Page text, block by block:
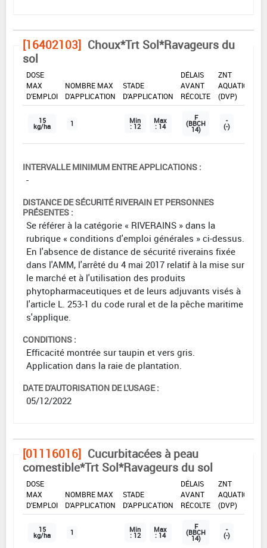
[16402103] Choux*Trt Sol*Ravageurs du
sol
DOSE
MAX
D'EMPLOI
NOMBRE MAX
D'APPLICATION
STADE
D'APPLICATION
DÉLAIS
AVANT
RÉCOLTE
ZNT
AQUATIQUE
(DVP)
15
kg/ha 1 Min
: 12
Max
: 14
F
(BBCH
14)
-
(-)
INTERVALLE MINIMUM ENTRE APPLICATIONS :
-
DISTANCE DE SÉCURITÉ RIVERAIN ET PERSONNES
PRÉSENTES :
Se référer à la catégorie « RIVERAINS » dans la
rubrique « conditions d'emploi générales » ci-dessus.
En l'absence de distance de sécurité riverains fixée
dans l'AMM, l'arrêté du 4 mai 2017 relatif à la mise sur
le marché et à l'utilisation des produits
phytopharmaceutiques et de leurs adjuvants visés à
l'article L. 253-1 du code rural et de la pêche maritime
s'applique.
CONDITIONS :
Efficacité montrée sur taupin et vers gris.
Application dans la raie de plantation.
DATE D'AUTORISATION DE L'USAGE :
05/12/2022
[01116016] Cucurbitacées à peau
comestible*Trt Sol*Ravageurs du sol
DOSE
MAX
D'EMPLOI
NOMBRE MAX
D'APPLICATION
STADE
D'APPLICATION
DÉLAIS
AVANT
RÉCOLTE
ZNT
AQUATIQUE
(DVP)
15
kg/ha 1 Min
: 12
Max
: 14
F
(BBCH
14)
-
(-)